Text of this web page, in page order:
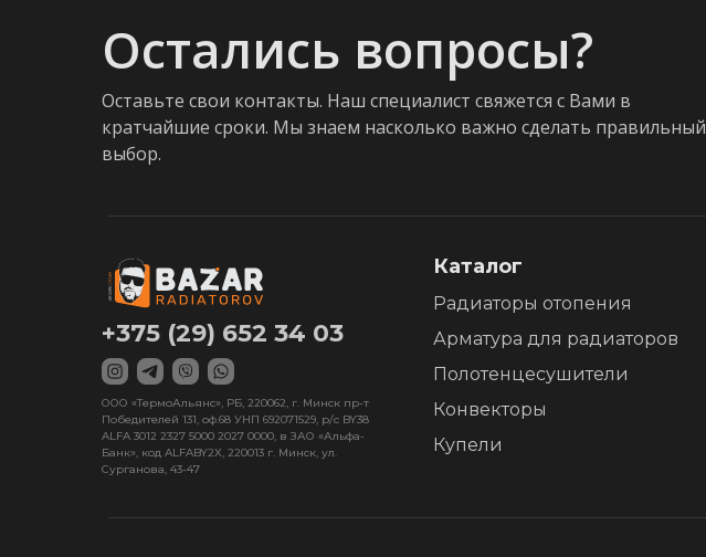
Остались вопросы?
Оставьте свои контакты. Наш специалист свяжется с Вами в
кратчайшие сроки. Мы знаем насколько важно сделать правильный
выбор.
+375 (29) 652 34 03
Каталог
Радиаторы отопения
Арматура для радиаторов
Полотенцесушители
Конвекторы
Купели
ООО «ТермоАльянс», РБ, 220062, г. Минск пр-т
Победителей 131, оф.68 УНП 692071529, р/с BY38
ALFA 3012 2327 5000 2027 0000, в ЗАО «Альфа-
Банк», код ALFABY2X, 220013 г. Минск, ул.
Сурганова, 43-47